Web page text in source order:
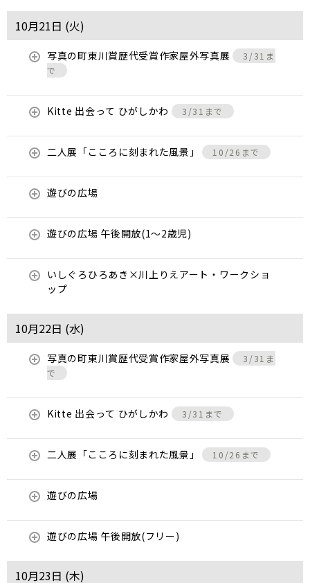
10月21日 (火)
写真の町東川賞歴代受賞作家屋外写真展
3/31ま
で
Kitte 出会って ひがしかわ 3/31まで
二人展「こころに刻まれた風景」 10/26まで
遊びの広場
遊びの広場 午後開放(1～2歳児)
いしぐろひろあき×川上りえアート・ワークショ
ップ
10月22日 (水)
写真の町東川賞歴代受賞作家屋外写真展
3/31ま
で
Kitte 出会って ひがしかわ 3/31まで
二人展「こころに刻まれた風景」 10/26まで
遊びの広場
遊びの広場 午後開放(フリー)
10月23日 (木)